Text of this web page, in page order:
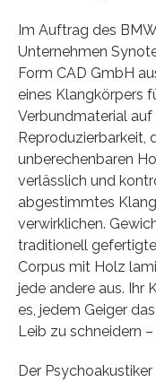
Im Auftrag des
Unternehmen
Form CAD GmbH
eines Klangkörpers
Verbundmaterial auf
Reproduzierbarkeit,
unberechenbaren
verlässlich und
abgestimmtes
verwirklichen.
traditionell
Corpus mit Holz
jede andere aus. Ihr
es, jedem Geiger
Leib zu schneidern
Der